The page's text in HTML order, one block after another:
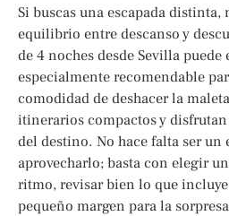
Si buscas una escapada distinta,
equilibrio entre descanso y
de 4 noches desde Sevilla
especialmente recomendable
comodidad de deshacer la
itinerarios compactos y
del destino. No hace falta ser un
aprovecharlo; basta con elegir
ritmo, revisar bien lo que
pequeño margen para la